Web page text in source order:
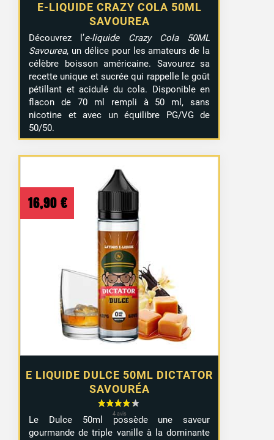
E-LIQUIDE CRAZY COLA 50ML
SAVOUREA
Découvrez l’e-liquide Crazy Cola 50ML
Savourea, un délice pour les amateurs de la
célèbre boisson américaine. Savourez sa
recette unique et sucrée qui rappelle le goût
pétillant et acidulé du cola. Disponible en
flacon de 70 ml rempli à 50 ml, sans
nicotine et avec un équilibre PG/VG de
50/50.
E LIQUIDE DULCE 50ML DICTATOR
SAVOURÉA
16,90 €
Le Dulce 50ml possède une saveur
gourmande de triple vanille à la dominante